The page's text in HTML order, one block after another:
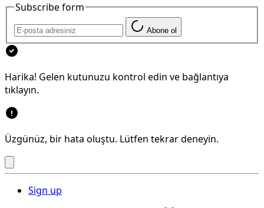
Subscribe form
Abone ol
Harika! Gelen kutunuzu kontrol edin ve bağlantıya
tıklayın.
Üzgünüz, bir hata oluştu. Lütfen tekrar deneyin.
Sign up